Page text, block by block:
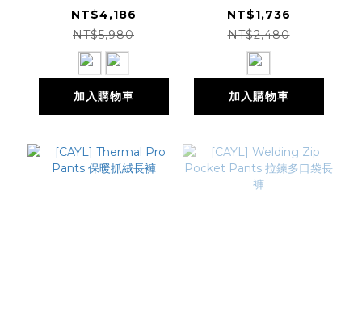
EXPERIMENT
Variable Hike
Pants 防水長褲
NT$4,186
NT$5,980
加入購物車
Yumalino Lined
Pant 軟殼刷毛健行
褲
NT$1,736
NT$2,480
加入購物車